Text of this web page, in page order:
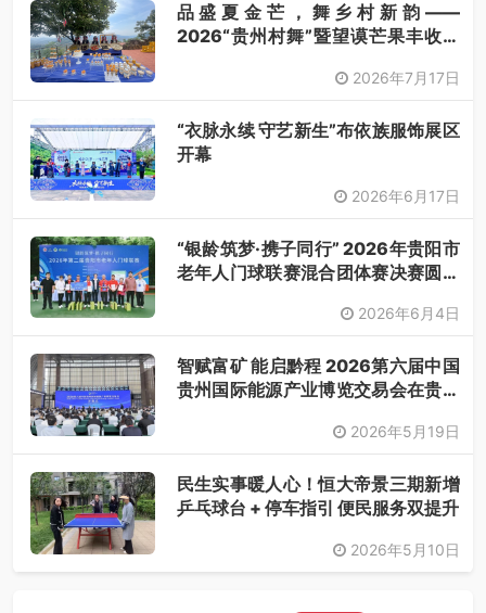
品盛夏金芒，舞乡村新韵——
2026“贵州村舞”暨望谟芒果丰收季
2026年7月17日
“衣脉永续 守艺新生”布依族服饰展区
开幕
2026年6月17日
“银龄筑梦·携子同行” 2026年贵阳市
老年人门球联赛混合团体赛决赛圆满
2026年6月4日
智赋富矿 能启黔程 2026第六届中国
贵州国际能源产业博览交易会在贵阳
2026年5月19日
民生实事暖人心！恒大帝景三期新增
乒乓球台 + 停车指引 便民服务双提升
2026年5月10日